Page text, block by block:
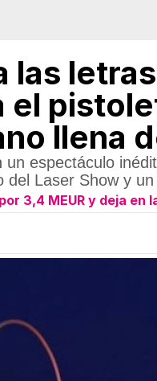
las
el
llena
espectáculo
Laser Show y
3,4 MEUR y deja en